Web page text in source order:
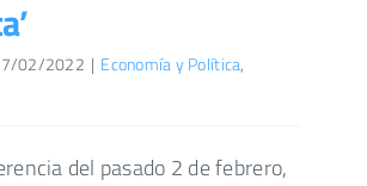
02/2022 | Economía y Política,
del pasado 2 de febrero,